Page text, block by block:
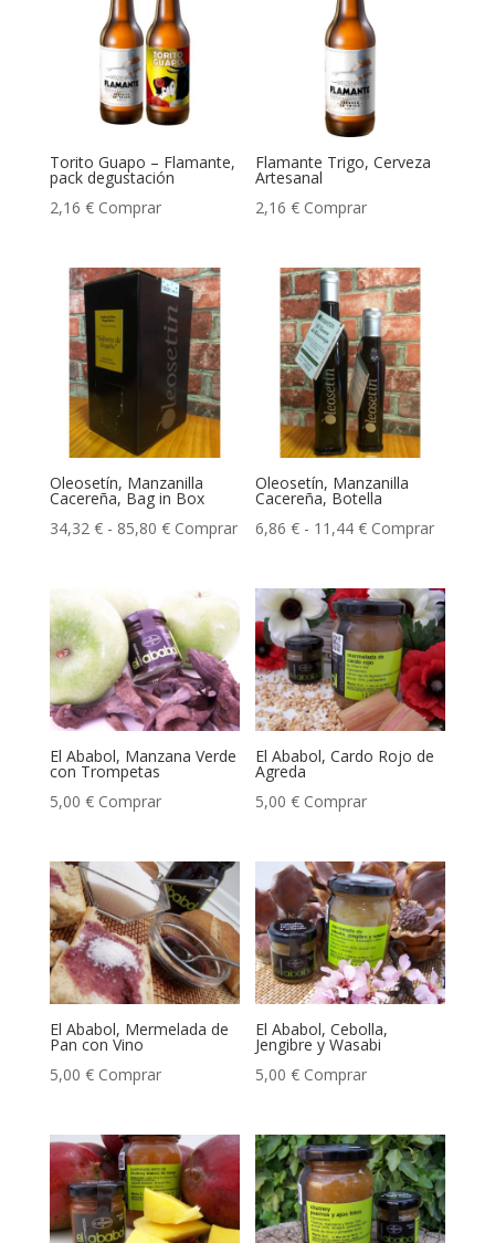
Torito Guapo – Flamante,
pack degustación
2,16 € Comprar
Flamante Trigo, Cerveza
Artesanal
2,16€ Comprar
Oleosetín, Manzanilla
Cacereña, Bag in Box
34,32 € - 85,80 €Rango
desde
34,32 €
hasta
85,80 €
Comprar
Oleosetín, Manzanilla
Cacereña, Botella
6,86€ - 11,44€Rango
precios:
desde
6,86 €
hasta
11,44 €
Comprar
El Ababol, Manzana Verde
con Trompetas
5,00 € Comprar
El Ababol, Cardo Rojo de
Agreda
5,00€ Comprar
El Ababol, Mermelada de
Pan con Vino
5,00 € Comprar
El Ababol, Cebolla,
Jengibre y Wasabi
5,00€ Comprar